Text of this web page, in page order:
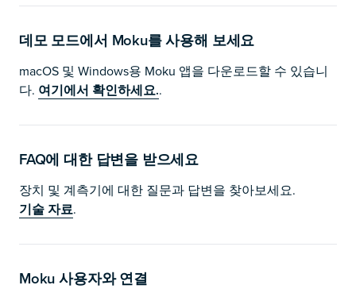
데모 모드에서 Moku를 사용해 보세요
macOS 및 Windows용 Moku 앱을 다운로드할 수 있습니
다. 여기에서 확인하세요..
FAQ에 대한 답변을 받으세요
장치 및 계측기에 대한 질문과 답변을 찾아보세요.
기술 자료.
Moku 사용자와 연결